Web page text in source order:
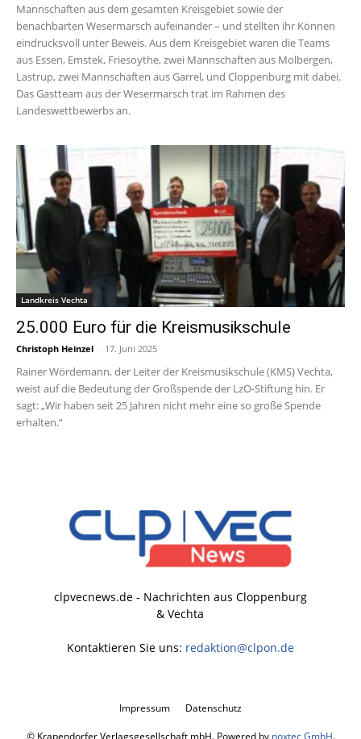
Mannschaften aus dem gesamten Kreisgebiet sowie der
benachbarten Wesermarsch aufeinander – und stellten ihr Können
eindrucksvoll unter Beweis. Aus dem Kreisgebiet waren die Teams
aus Essen, Emstek, Friesoythe, zwei Mannschaften aus Molbergen,
Lastrup, zwei Mannschaften aus Garrel, und Cloppenburg mit dabei.
Das Gastteam aus der Wesermarsch trat im Rahmen des
Landeswettbewerbs an.
Landkreis Vechta
25.000 Euro für die Kreismusikschule
Christoph Heinzel - 17. Juni 2025
Rainer Wördemann, der Leiter der Kreismusikschule (KMS) Vechta,
weist auf die Bedeutung der Großspende der LzO-Stiftung hin. Er
sagt: „Wir haben seit 25 Jahren nicht mehr eine so große Spende
erhalten.“
clpvecnews.de - Nachrichten aus Cloppenburg
& Vechta
Kontaktieren Sie uns: redaktion@clpon.de
Impressum Datenschutz
© Krapendorfer Verlagsgesellschaft mbH. Powered by noxtec GmbH.